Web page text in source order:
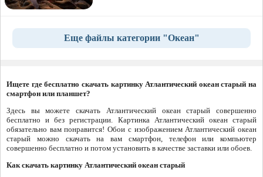
Еще файлы категории "Океан"
Ищете где бесплатно скачать картинку Атлантический океан старый на
смартфон или планшет?
Здесь вы можете скачать Атлантический океан старый совершенно
бесплатно и без регистрации. Картинка Атлантический океан старый
обязательно вам понравится! Обои с изображением Атлантический океан
старый можно скачать на вам смартфон, телефон или компьютер
совершенно бесплатно и потом установить в качестве заставки или обоев.
Как скачать картинку Атлантический океан старый